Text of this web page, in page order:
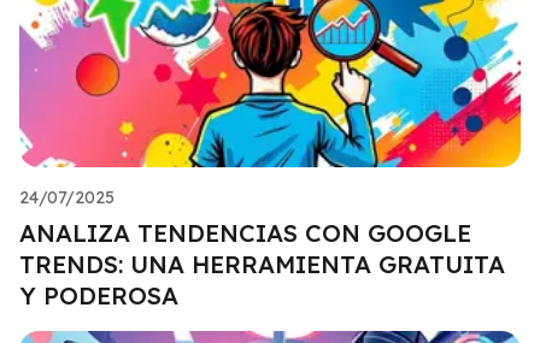
24/07/2025
ANALIZA TENDENCIAS CON GOOGLE
TRENDS: UNA HERRAMIENTA GRATUITA
Y PODEROSA